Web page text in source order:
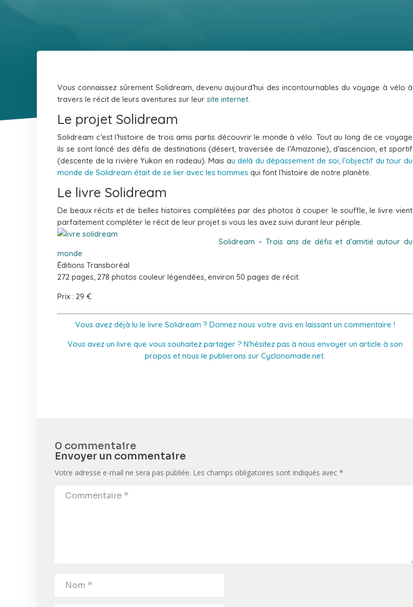
Vous connaissez sûrement Solidream, devenu aujourd’hui des incontournables du voyage à vélo à
travers le récit de leurs aventures sur leur site internet
Le projet Solidream
Solidream c’est l’histoire de trois amis partis découvrir le monde à vélo. Tout au long de ce voyage
ils se sont lancé des défis de destinations (désert, traversée de l’Amazonie), d’ascencion, et sportif
(descente de la rivière Yukon en radeau). Mais au delà du dépassement de soi, l’objectif du tour du
monde de Solidream était de se lier avec les hommes qui font l’histoire de notre planète.
Le livre Solidream
De beaux récits et de belles histoires complétées par des photos à couper le souffle, le livre vient
parfaitement compléter le récit de leur projet si vous les avez suivi durant leur périple.
Solidream – Trois ans de défis et d’amitié autour du
monde
Éditions Transboréal
272 pages, 278 photos couleur légendées, environ 50 pages de récit.
Prix : 29 €
Vous avez déjà lu le livre Solidream ? Donnez nous votre avis en laissant un commentaire !
Vous avez un livre que vous souhaitez partager ? N’hésitez pas à nous envoyer un article à son
propos et nous le publierons sur Cyclonomade.net.
0 commentaire
Envoyer un commentaire
Votre adresse e-mail ne sera pas publiée. Les champs obligatoires sont indiqués avec *